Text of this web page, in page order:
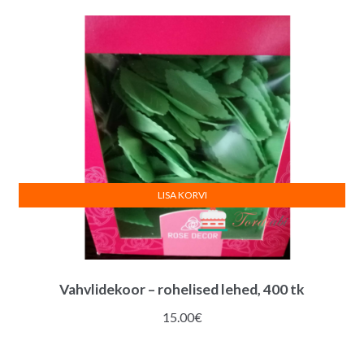
Vahvlidekoor – rohelised lehed, 400 tk
15.00€
LISA KORVI